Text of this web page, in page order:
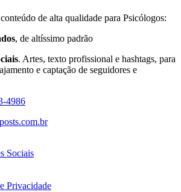
de alta qualidade para Psicólogos:
, de altíssimo padrão
. Artes, texto profissional e hashtags, para
e captação de seguidores e
4986
Sociais
Privacidade